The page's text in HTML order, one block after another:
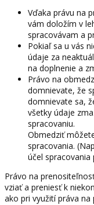
Vďaka právu na
vám doložím v
spracovávam a
Pokiaľ sa u vás
údaje za
na doplnenie a
Právo na
domnievate, že
domnievate sa,
všetky údaje
spracovaniu.
Obmedziť
spracovania.
účel spracovania
Právo na
vziať a preniesť k
ako pri využití práva